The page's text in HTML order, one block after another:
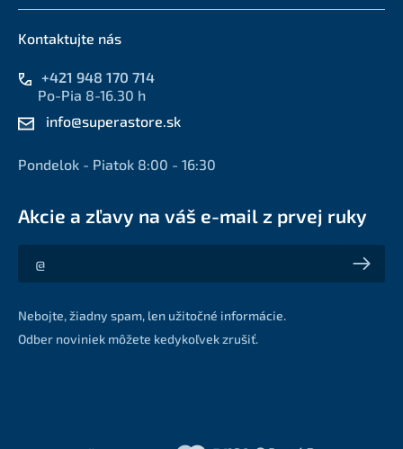
Kontaktujte nás
+421 948 170 714
Po-Pia 8-16.30 h
info@superastore.sk
Pondelok - Piatok 8:00 - 16:30
Akcie a zľavy na váš e-mail z prvej ruky
Akcie a zľavy na váš e-mail z prvej ruky
Nebojte, žiadny spam, len užitočné informácie.
Odber noviniek môžete kedykoľvek zrušiť.